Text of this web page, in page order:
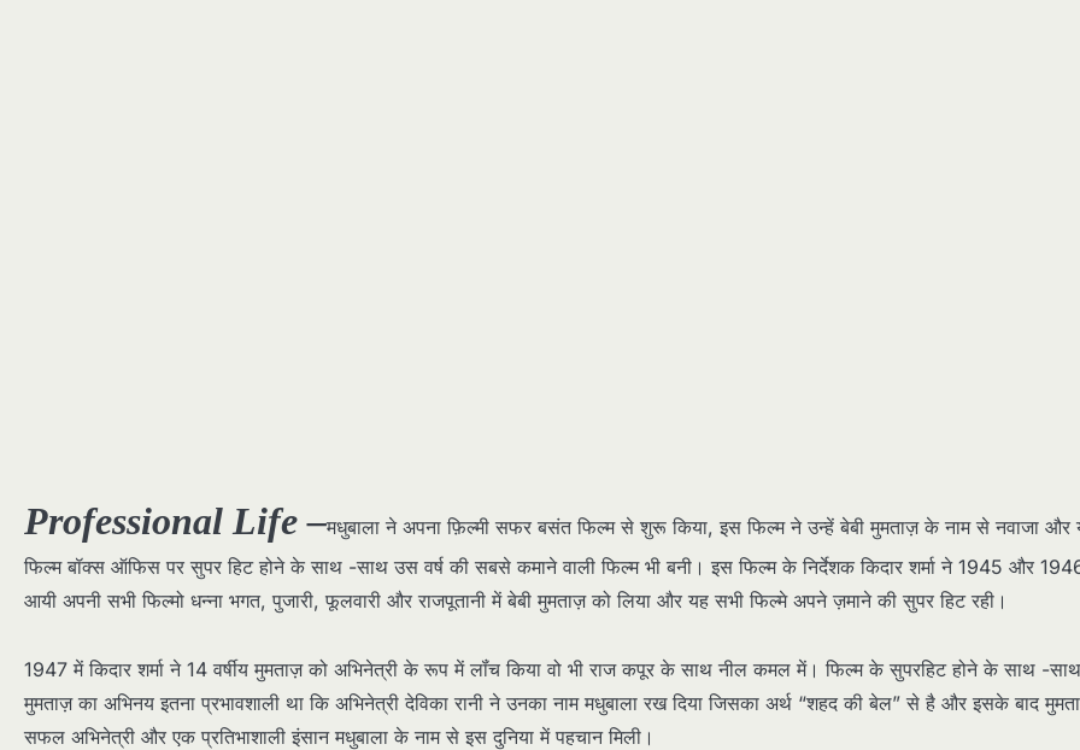
Professional Life –मधुबाला ने अपना फ़िल्मी सफर बसंत फिल्म से शुरू किया, इस फिल्म ने उन्हें बेबी मुमताज़ के नाम से नवाजा और
फिल्म बॉक्स ऑफिस पर सुपर हिट होने के साथ -साथ उस वर्ष की सबसे कमाने वाली फिल्म भी बनी। इस फिल्म के निर्देशक किदार शर्मा ने 1945 और
आयी अपनी सभी फिल्मो धन्ना भगत, पुजारी, फूलवारी और राजपूतानी में बेबी मुमताज़ को लिया और यह सभी फिल्मे अपने ज़माने की सुपर हिट रही।
1947 में किदार शर्मा ने 14 वर्षीय मुमताज़ को अभिनेत्री के रूप में लॉंच किया वो भी राज कपूर के साथ नील कमल में। फिल्म के सुपरहिट होने के साथ -साथ
मुमताज़ का अभिनय इतना प्रभावशाली था कि अभिनेत्री देविका रानी ने उनका नाम मधुबाला रख दिया जिसका अर्थ “शहद की बेल” से है और इसके बाद
सफल अभिनेत्री और एक प्रतिभाशाली इंसान मधुबाला के नाम से इस दुनिया में पहचान मिली।